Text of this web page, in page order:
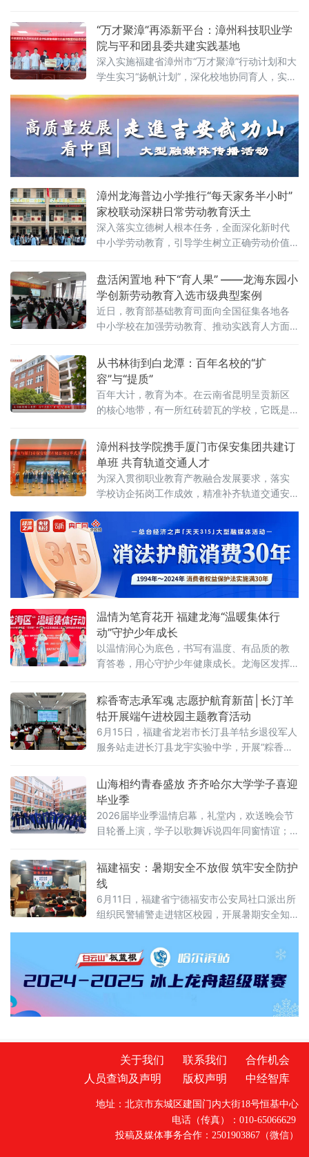
术与美育思政大课堂在此开讲。鞍山市委宣传
部、鞍山市教育局等领导嘉宾到场，与1200余
名大、中、小学生共同沉浸于这场别开生面的
思政课堂。校长胡军宣布开课，党委书记孟劲
松在课程尾声为全体学生留下“课后作业”。 据
介绍，这堂思
“万才聚漳”再添新平台：漳州科技职业学
院与平和团县委共建实践基地
深入实施福建省漳州市“万才聚漳”行动计划和大
学生实习“扬帆计划”，深化校地协同育人，实现
资源共享、优势互补、双向赋能，6月30日，漳
州科技职业学院数智商旅与交通学院、平和团
县委举行大学生志愿服务与社会实践基地签约
授牌仪式。平和团县委书记吴雅琼、平和县文
体旅局张福森出席活动。签约授牌仪式由平和
团县委办公室主任张强主持。双方围绕校地资
漳州龙海普边小学推行“每天家务半小时”
家校联动深耕日常劳动教育沃土
深入落实立德树人根本任务，全面深化新时代
中小学劳动教育，引导学生树立正确劳动价值
2025年9月起，福建省漳州市龙海区榜山镇普
边小学组织全体学生开展“每天家务半小时”常态
化家庭劳动实践活动，推动劳动教育向家庭延
伸、向日常扎根，持续夯实“五育并举”育人成
效。据普边小学校长周顺利介绍，活动开展以
盘活闲置地 种下“育人果” ——龙海东园小
学创新劳动教育入选市级典型案例
近日，教育部基础教育司面向全国征集各地各
中小学校在加强劳动教育、推动实践育人方面
——福建省漳州市龙海区东园镇东园小学劳动
教育创新育人典型案例》作为龙海区典型案例
的代表选送漳州市教育局参选。
从书林街到白龙潭：百年名校的“扩
容”与“提质”
百年大计，教育为本。在云南省昆明呈贡新区
的核心地带，有一所红砖碧瓦的学校，它既是
优提质的领跑者。从1907年的书林街起步，到
如今的白龙潭畔扬帆，昆明市第三中学呈贡校
区如何通过集团化办学打破名校壁垒？又如何
借助数字化浪潮重塑边疆教育？
漳州科技学院携手厦门市保安集团共建订
单班 共育轨道交通人才
为深入贯彻职业教育产教融合发展要求，落实
学校访企拓岗工作成效，精准补齐轨道交通安
日，漳州科技学院与厦门市保安集团有限公司
订单式人才培养开班启动仪式隆重举行。厦门
市保安集团党总支书记、总经理赖敏强，副总
经理谢锦涛、人力资源负责人苏宝吉等一行企
业嘉宾到场参会；校长李奠础、副理事长黄铁
枝等领导出席本次仪式。数智商旅与
温情为笔育花开 福建龙海“温暖集体行
动”守护少年成长
以温情润心为底色，书写有温度、有品质的教
育答卷，用心守护少年健康成长。龙海区发挥
研学线路；开展城乡结对手拉手活动，线上互
通共学、线下互帮互助；设立心灵树洞与校园
关爱信箱，打造隐秘的情绪倾诉空间；依托“小
青苔工作室”开展家庭教育活动百余场，
粽香寄志承军魂 志愿护航育新苗│长汀羊
牯开展端午进校园主题教育活动
6月15日，福建省龙岩市长汀县羊牯乡退役军人
服务站走进长汀县龙宇实验中学，开展“粽香寄
动，以思政润心、宣传赋能的方式，为羊牯籍
在校学子送上一堂生动深刻的成长教育课。
山海相约青春盛放 齐齐哈尔大学学子喜迎
毕业季
2026届毕业季温情启幕，礼堂内，欢送晚会节
目轮番上演，学子以歌舞诉说四年同窗情谊；
研学成果，尽显专业才华；座谈会、求职现场
里，大家畅谈理想、规划前路。校园内，毕业
生们身着学士服结伴“打卡”，在教学楼、图书
馆、林荫道定格青春笑脸，把人生最美好的时
光定格在
福建福安：暑期安全不放假 筑牢安全防护
线
6月11日，福建省宁德福安市公安局社口派出所
组织民警辅警走进辖区校园，开展暑期安全知
识专题讲座，为全校师生送上放假前的安全
课。 讲座现场，民警结合夏季安全事故特点和
辖
关于我们 联系我们
合作机会
人员查询及声明
版权声明 中经智库
地址：北京市东城区建国门内大街18号恒基中心
电话（传真）：010-65066629
投稿及媒体事务合作：2501903867（微信）